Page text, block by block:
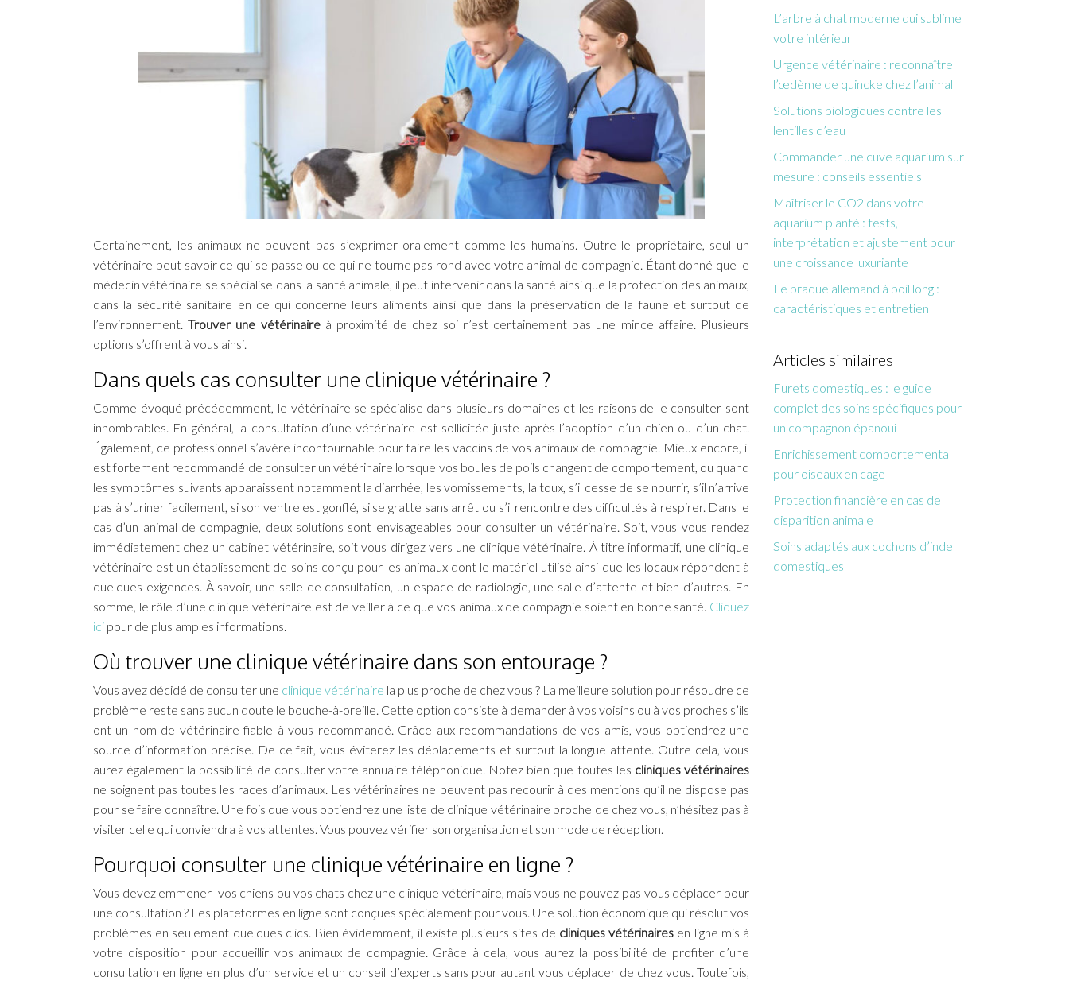
Certainement, les animaux ne peuvent pas s’exprimer oralement comme les humains. Outre le propriétaire, seul un
vétérinaire peut savoir ce qui se passe ou ce qui ne tourne pas rond avec votre animal de compagnie. Étant donné que le
médecin vétérinaire se spécialise dans la santé animale, il peut intervenir dans la santé ainsi que la protection des animaux,
dans la sécurité sanitaire en ce qui concerne leurs aliments ainsi que dans la préservation de la faune et surtout de
l’environnement. Trouver une vétérinaireà proximité de chez soi n’est certainement pas une mince affaire. Plusieurs
options s’offrent à vous ainsi.
Dans quels cas consulter une clinique vétérinaire ?
Comme évoqué précédemment, le vétérinaire se spécialise dans plusieurs domaines et les raisons de le consulter sont
innombrables. En général, la consultation d’une vétérinaire est sollicitée juste après l’adoption d’un chien ou d’un chat.
Également, ce professionnel s’avère incontournable pour faire les vaccins de vos animaux de compagnie. Mieux encore, il
est fortement recommandé de consulter un vétérinaire lorsque vos boules de poils changent de comportement, ou quand
les symptômes suivants apparaissent notamment la diarrhée, les vomissements, la toux, s’il cesse de se nourrir, s’il n’arrive
pas à s’uriner facilement, si son ventre est gonflé, si se gratte sans arrêt ou s’il rencontre des difficultés à respirer. Dans le
cas d’un animal de compagnie, deux solutions sont envisageables pour consulter un vétérinaire. Soit, vous vous rendez
immédiatement chez un cabinet vétérinaire, soit vous dirigez vers une clinique vétérinaire. À titre informatif, une clinique
vétérinaire est un établissement de soins conçu pour les animaux dont le matériel utilisé ainsi que les locaux répondent à
quelques exigences. À savoir, une salle de consultation, un espace de radiologie, une salle d’attente et bien d’autres. En
somme, le rôle d’une clinique vétérinaire est de veiller à ce que vos animaux de compagnie soient en bonne santé. Cliquez
ici pour de plus amples informations.
Où trouver une clinique vétérinaire dans son entourage ?
Vous avez décidé de consulter une clinique vétérinaire la plus proche de chez vous ? La meilleure solution pour résoudre ce
problème reste sans aucun doute le bouche-à-oreille. Cette option consiste à demander à vos voisins ou à vos proches s’ils
ont un nom de vétérinaire fiable à vous recommandé. Grâce aux recommandations de vos amis, vous obtiendrez une
source d’information précise. De ce fait, vous éviterez les déplacements et surtout la longue attente. Outre cela, vous
aurez également la possibilité de consulter votre annuaire téléphonique. Notez bien que toutes les cliniques vétérinaires
ne soignent pas toutes les races d’animaux. Les vétérinaires ne peuvent pas recourir à des mentions qu’il ne dispose pas
pour se faire connaître. Une fois que vous obtiendrez une liste de clinique vétérinaire proche de chez vous, n’hésitez pas à
visiter celle qui conviendra à vos attentes. Vous pouvez vérifier son organisation et son mode de réception.
Pourquoi consulter une clinique vétérinaire en ligne ?
Vous devez emmener vos chiens ou vos chats chez une clinique vétérinaire, mais vous ne pouvez pas vous déplacer pour
une consultation ? Les plateformes en ligne sont conçues spécialement pour vous. Une solution économique qui résolut vos
problèmes en seulement quelques clics. Bien évidemment, il existe plusieurs sites de cliniques vétérinaires en ligne mis à
votre disposition pour accueillir vos animaux de compagnie. Grâce à cela, vous aurez la possibilité de profiter d’une
consultation en ligne en plus d’un service et un conseil d’experts sans pour autant vous déplacer de chez vous. Toutefois,
L’arbre à chat moderne qui sublime
votre intérieur
Urgence vétérinaire : reconnaître
l’œdème de quincke chez l’animal
Solutions biologiques contre les
lentilles d’eau
Commander une cuve aquarium sur
mesure : conseils essentiels
Maîtriser le CO2 dans votre
aquarium planté : tests,
interprétation et ajustement pour
une croissance luxuriante
Le braque allemand à poil long :
caractéristiques et entretien
Articles similaires
Furets domestiques : le guide
complet des soins spécifiques pour
un compagnon épanoui
Enrichissement comportemental
pour oiseaux en cage
Protection financière en cas de
disparition animale
Soins adaptés aux cochons d’inde
domestiques